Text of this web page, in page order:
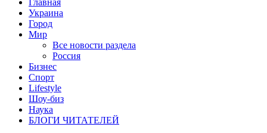
Главная
Украина
Город
Мир
Все новости раздела
Россия
Бизнес
Спорт
Lifestyle
Шоу-биз
Наука
БЛОГИ ЧИТАТЕЛЕЙ